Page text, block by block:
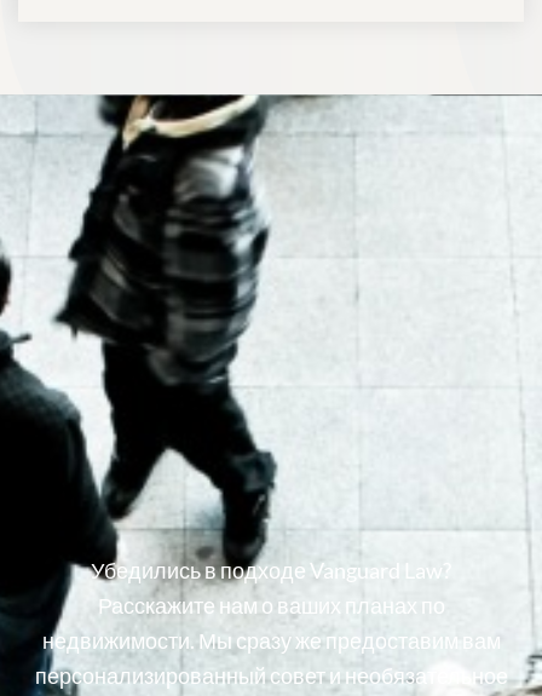
Убедились в подходе Vanguard Law?
Расскажите нам о ваших планах по
недвижимости. Мы сразу же предоставим вам
персонализированный совет и необязательное